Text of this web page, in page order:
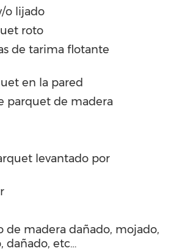
o lijado
roto
de tarima flotante
en la pared
parquet de madera
levantado por
de madera dañado, mojado,
dañado, etc…